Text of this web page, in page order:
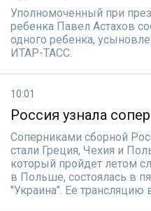
Уполномоченный при
ребенка Павел Астахов
одного ребенка,
ИТАР-ТАСС.
10:01
Россия узнала
Соперниками сборной
стали Греция, Чехия и
который пройдет летом
в Польше, состоялась в
"Украина". Ее трансляцию